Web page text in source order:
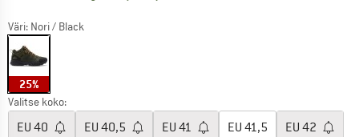
Väri: Nori / Black
25%
Valitse koko:
EU 40 EU 40,5 EU 41 EU 41,5 EU 42